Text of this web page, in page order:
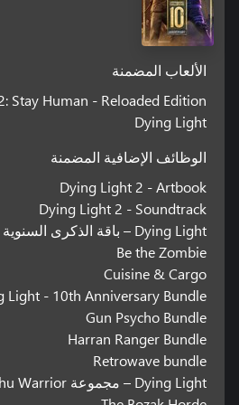
الألعاب المضمنة
Stay Human - Reloaded Edition
Dying Light
الوظائف الإضافية المضمنة
Dying Light 2 - Artbook
Dying Light 2 - Soundtrack
Dying Light – باقة الذكرى السنوية الخامسة
Be the Zombie
Cuisine & Cargo
Light - 10th Anniversary Bundle
Gun Psycho Bundle
Harran Ranger Bundle
Retrowave bundle
Dying Light – مجموعة Shu Warrior